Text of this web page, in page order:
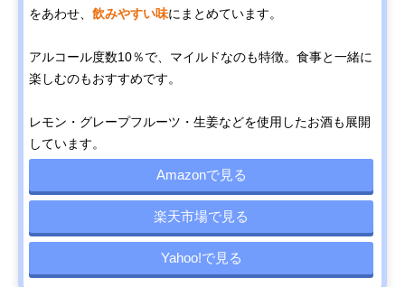
をあわせ、 飲みやすい味にまとめています。
アルコール度数10％で、マイルドなのも特徴。食事と一緒に
楽しむのもおすすめです。
レモン・グレープフルーツ・生姜などを使用したお酒も展開
しています。
Amazonで見る
楽天市場で見る
Yahoo!で見る